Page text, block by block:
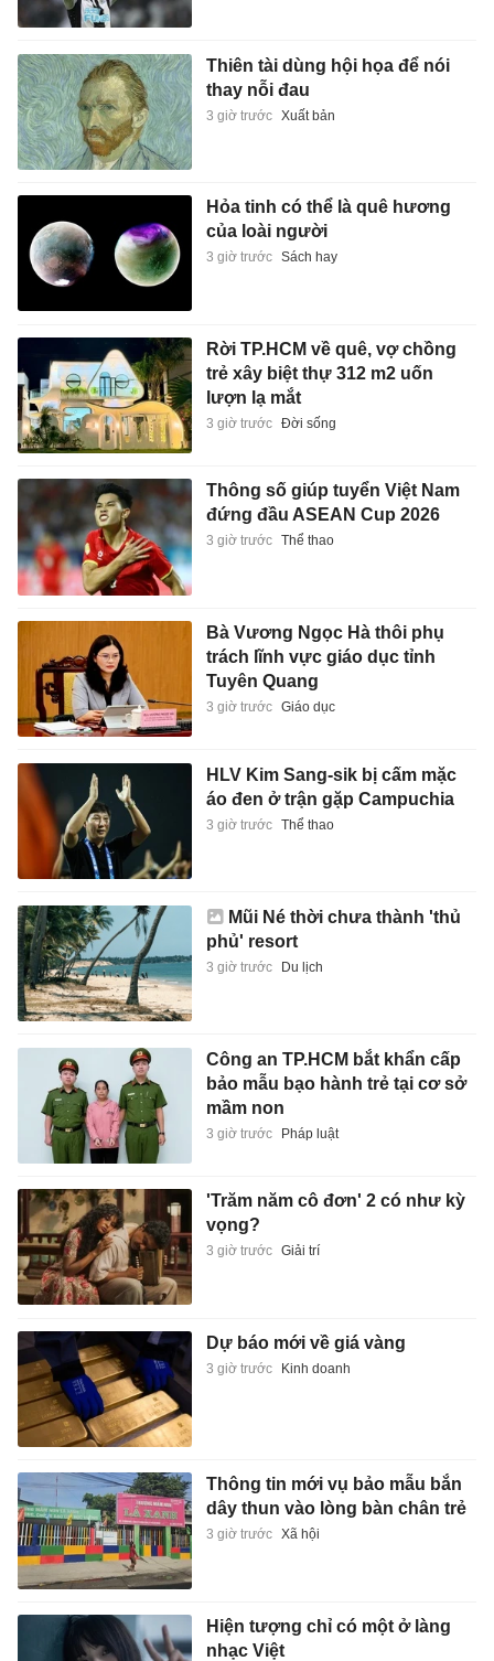
Thiên tài dùng hội họa để nói
thay nỗi đau
3 giờ trước Xuất bản
Hỏa tinh có thể là quê hương
của loài người
3 giờ trước Sách hay
Rời TP.HCM về quê, vợ chồng
trẻ xây biệt thự 312 m2 uốn
lượn lạ mắt
3 giờ trước Đời sống
Thông số giúp tuyển Việt Nam
đứng đầu ASEAN Cup 2026
3 giờ trước Thể thao
Bà Vương Ngọc Hà thôi phụ
trách lĩnh vực giáo dục tỉnh
Tuyên Quang
3 giờ trước Giáo dục
HLV Kim Sang-sik bị cấm mặc
áo đen ở trận gặp Campuchia
3 giờ trước Thể thao
Mũi Né thời chưa thành 'thủ
phủ' resort
3 giờ trước Du lịch
Công an TP.HCM bắt khẩn cấp
bảo mẫu bạo hành trẻ tại cơ sở
mầm non
3 giờ trước Pháp luật
'Trăm năm cô đơn' 2 có như kỳ
vọng?
3 giờ trước Giải trí
Dự báo mới về giá vàng
3 giờ trước Kinh doanh
Thông tin mới vụ bảo mẫu bắn
dây thun vào lòng bàn chân trẻ
3 giờ trước Xã hội
Hiện tượng chỉ có một ở làng
nhạc Việt